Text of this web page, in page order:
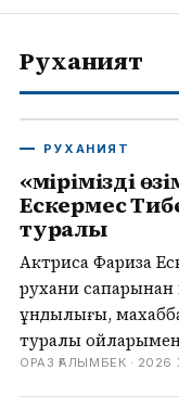
Руханият
РУХАНИЯТ
«Өмірімізді
Ескермес
туралы
Актриса Фариза
рухани сапарынан
құндылығы,
туралы ойларымен
ОРАЗ ҒАЛЫМБЕК · 2026